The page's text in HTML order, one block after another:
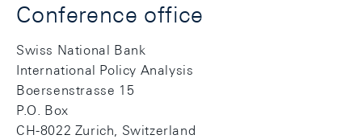
Conference office
Swiss National Bank
International Policy Analysis
Boersenstrasse 15
P.O. Box
CH-8022 Zurich, Switzerland